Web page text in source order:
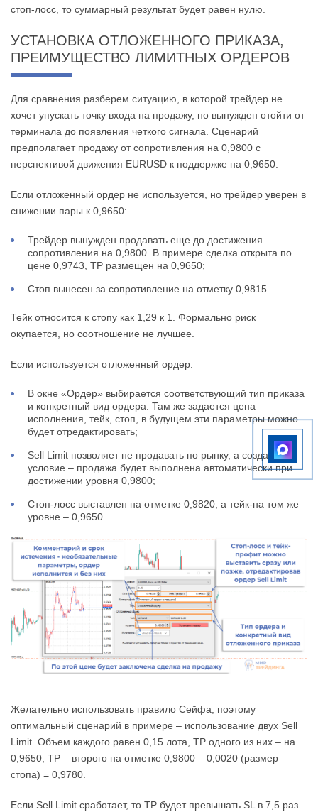
стоп-лосс, то суммарный результат будет равен нулю.
УСТАНОВКА ОТЛОЖЕННОГО ПРИКАЗА,
ПРЕИМУЩЕСТВО ЛИМИТНЫХ ОРДЕРОВ
Для сравнения разберем ситуацию, в которой трейдер не
хочет упускать точку входа на продажу, но вынужден отойти от
терминала до появления четкого сигнала. Сценарий
предполагает продажу от сопротивления на 0,9800 с
перспективой движения EURUSD к поддержке на 0,9650.
Если отложенный ордер не используется, но трейдер уверен в
снижении пары к 0,9650:
Трейдер вынужден продавать еще до достижения
сопротивления на 0,9800. В примере сделка открыта по
цене 0,9743, ТР размещен на 0,9650;
Стоп вынесен за сопротивление на отметку 0,9815.
Тейк относится к стопу как 1,29 к 1. Формально риск
окупается, но соотношение не лучшее.
Если используется отложенный ордер:
В окне «Ордер» выбирается соответствующий тип приказа
и конкретный вид ордера. Там же задается цена
исполнения, тейк, стоп, в будущем эти параметры можно
будет отредактировать;
Sell Limit позволяет не продавать по рынку, а создать
условие – продажа будет выполнена автоматически при
достижении уровня 0,9800;
Стоп-лосс выставлен на отметке 0,9820, а тейк-на том же
уровне – 0,9650.
Желательно использовать правило Сейфа, поэтому
оптимальный сценарий в примере – использование двух Sell
Limit. Объем каждого равен 0,15 лота, ТР одного из них – на
0,9650, ТР – второго на отметке 0,9800 – 0,0020 (размер
стопа) = 0,9780.
Если Sell Limit сработает, то ТР будет превышать SL в 7,5 раз.